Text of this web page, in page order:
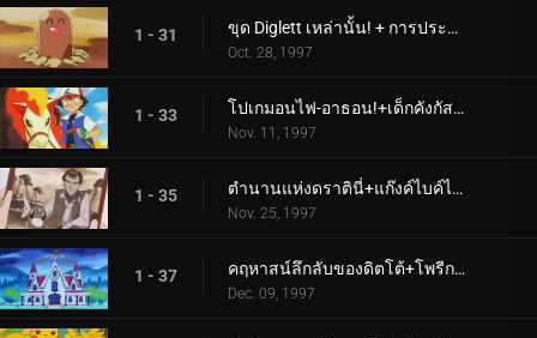
1 - 31 ขุด Diglett เหล่านั้น! + การประลองนินจาโปเก
Oct. 28, 1997
1 - 33 โปเกมอนไฟ-อาธอน!+เด็กคังกัสคาน
Nov. 11, 1997
1 - 35 ตำนานแห่งดราตินี่+แก๊งค์ไบค์ไบค์บริดจ์
Nov. 25, 1997
1 - 37 คฤหาสน์ลึกลับของดิตโต้+โพรีกอนทหารไซเบอร์
Dec. 09, 1997